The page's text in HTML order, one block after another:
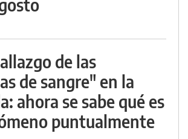
de las
de sangre" en la
ahora se sabe qué es
puntualmente